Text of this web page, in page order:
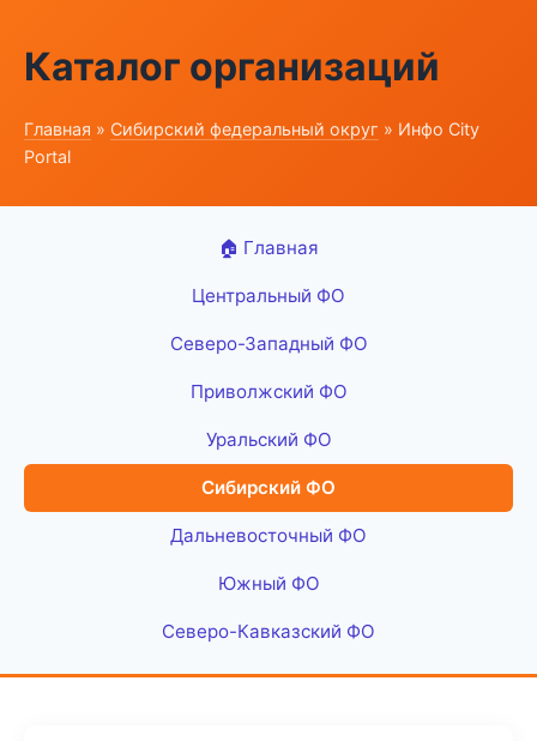
Каталог организаций
Главная » Сибирский федеральный округ » Инфо City
Portal
🏠 Главная
Центральный ФО
Северо-Западный ФО
Приволжский ФО
Уральский ФО
Сибирский ФО
Дальневосточный ФО
Южный ФО
Северо-Кавказский ФО